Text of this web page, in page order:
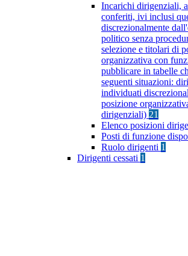
Incarichi dirigenziali,
conferiti, ivi inclusi
discrezionalmente
politico senza
selezione e titolari di
organizzativa con
pubblicare in tabelle
seguenti situazioni:
individuati
posizione
dirigenziali) 21
Elenco posizioni
Posti di funzione
Ruolo dirigenti 1
Dirigenti cessati 1